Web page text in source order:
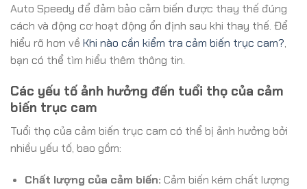
Auto Speedy để đảm bảo cảm biến được thay thế đúng
cách và động cơ hoạt động ổn định sau khi thay thế. Để
hiểu rõ hơn về Khi nào cần kiểm tra cảm biến trục cam?,
bạn có thể tìm hiểu thêm thông tin.
Các yếu tố ảnh hưởng đến tuổi thọ của cảm
biến trục cam
Tuổi thọ của cảm biến trục cam có thể bị ảnh hưởng bởi
nhiều yếu tố, bao gồm:
Chất lượng của cảm biến: Cảm biến kém chất lượng